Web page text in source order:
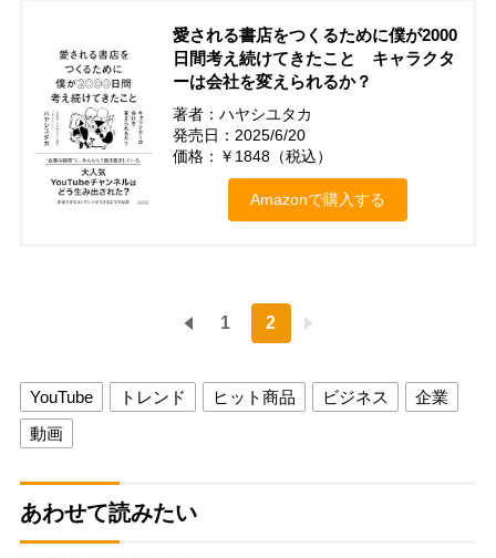
愛される書店をつくるために僕が2000
日間考え続けてきたこと キャラクタ
ーは会社を変えられるか？
著者：ハヤシユタカ
発売日：2025/6/20
価格：￥1848（税込）
Amazonで購入する
1 2
YouTube トレンド ヒット商品 ビジネス
企業
動画
あわせて読みたい